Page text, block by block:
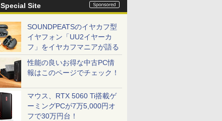
Special Site
SOUNDPEATSのイヤカフ型
イヤフォン「UU2イヤーカ
フ」をイヤカフマニアが語る
性能の良いお得な中古PC情
報はこのページでチェック！
マウス、RTX 5060 Ti搭載ゲ
ーミングPCが7万5,000円オ
フで30万円台！